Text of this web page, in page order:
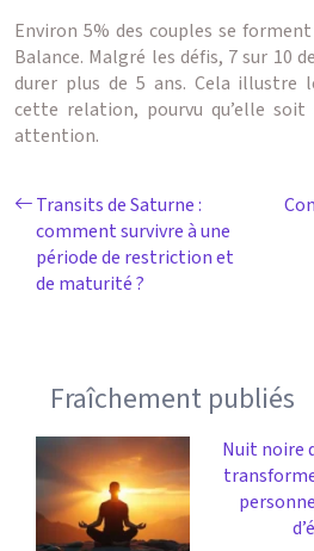
Environ 5% des couples se
Balance. Malgré les défis, 7 sur 10
durer plus de 5 ans. Cela illustre
cette relation, pourvu qu’elle
attention.
Transits de Saturne :
comment survivre à une
période de restriction et
de maturité ?
Fraîchement publiés
Nuit noire